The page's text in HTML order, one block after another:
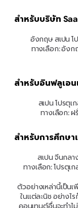
สำหรับบริษัท
อังกฤษ สเปน โ
ทางเลือก: อังก
สำหรับอินฟลูเอน
สเปน โปรตุ
ทางเลือก: ฝ
สำหรับการศึกษา
สเปน จีนกล
ทางเลือก: โปรตุเ
ตัวอย่างเหล่านี้เป็น
ในแต่ละนิช อย่างไ
คอนเทนต์อื่นจะทำไ